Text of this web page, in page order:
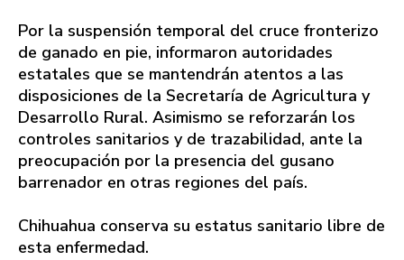
Por la suspensión temporal del cruce fronterizo
de ganado en pie, informaron autoridades
estatales que se mantendrán atentos a las
disposiciones de la Secretaría de Agricultura y
Desarrollo Rural. Asimismo se reforzarán los
controles sanitarios y de trazabilidad, ante la
preocupación por la presencia del gusano
barrenador en otras regiones del país.
Chihuahua conserva su estatus sanitario libre de
esta enfermedad.